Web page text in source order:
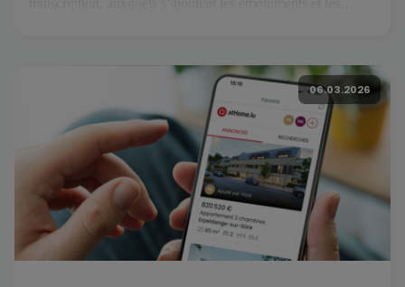
luxembourgeois a annoncé une hausse à 45 000 € en juillet
06.03.2026